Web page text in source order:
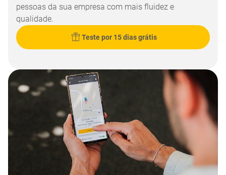
pessoas da sua empresa com mais fluidez e
qualidade.
Teste por 15 dias grátis